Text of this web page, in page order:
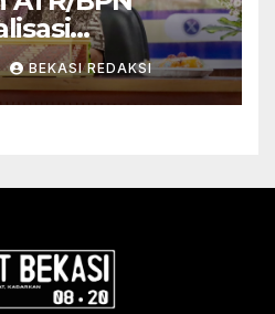
Tanah
Perkuat
bagi
BEKASI REDAKSI